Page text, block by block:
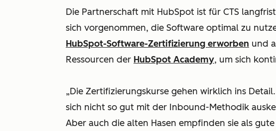
Die Partnerschaft mit HubSpot ist für CTS
sich vorgenommen, die Software optimal zu
HubSpot-Software-Zertifizierung erworben und
Ressourcen der HubSpot Academy, um sich
„Die Zertifizierungskurse gehen wirklich ins
sich nicht so gut mit der Inbound-Methodik
Aber auch die alten Hasen empfinden sie als